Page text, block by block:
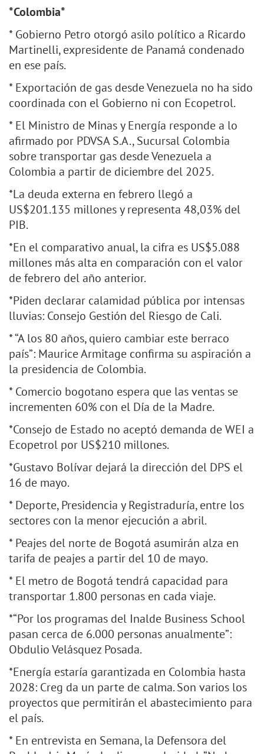
*Colombia*
* Gobierno Petro otorgó asilo político a Ricardo
Martinelli, expresidente de Panamá condenado
en ese país.
* Exportación de gas desde Venezuela no ha sido
coordinada con el Gobierno ni con Ecopetrol.
* El Ministro de Minas y Energía responde a lo
afirmado por PDVSA S.A., Sucursal Colombia
sobre transportar gas desde Venezuela a
Colombia a partir de diciembre del 2025.
*La deuda externa en febrero llegó a
US$201.135 millones y representa 48,03% del
PIB.
*En el comparativo anual, la cifra es US$5.088
millones más alta en comparación con el valor
de febrero del año anterior.
*Piden declarar calamidad pública por intensas
lluvias: Consejo Gestión del Riesgo de Cali.
* “A los 80 años, quiero cambiar este berraco
país”: Maurice Armitage confirma su aspiración a
la presidencia de Colombia.
* Comercio bogotano espera que las ventas se
incrementen 60% con el Día de la Madre.
*Consejo de Estado no aceptó demanda de WEI a
Ecopetrol por US$210 millones.
*Gustavo Bolívar dejará la dirección del DPS el
16 de mayo.
* Deporte, Presidencia y Registraduría, entre los
sectores con la menor ejecución a abril.
* Peajes del norte de Bogotá asumirán alza en
tarifa de peajes a partir del 10 de mayo.
* El metro de Bogotá tendrá capacidad para
transportar 1.800 personas en cada viaje.
*“Por los programas del Inalde Business School
pasan cerca de 6.000 personas anualmente”:
Obdulio Velásquez Posada.
*Energía estaría garantizada en Colombia hasta
2028: Creg da un parte de calma. Son varios los
proyectos que permitirán el abastecimiento para
el país.
* En entrevista en Semana, la Defensora del